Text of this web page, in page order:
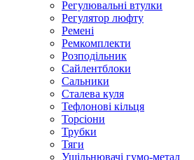
Регулювальні втулки
Регулятор люфту
Ремені
Ремкомплекти
Розподільник
Сайлентблоки
Сальники
Сталева куля
Тефлонові кільця
Торсіони
Трубки
Тяги
Ущільнювачі гумо-метал